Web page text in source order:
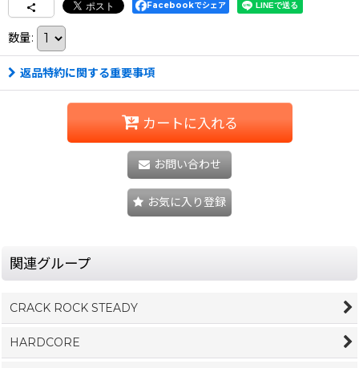
Facebookでシェア
数量:
返品特約に関する重要事項
カートに入れる
お問い合わせ
お気に入り登録
関連グループ
CRACK ROCK STEADY
HARDCORE